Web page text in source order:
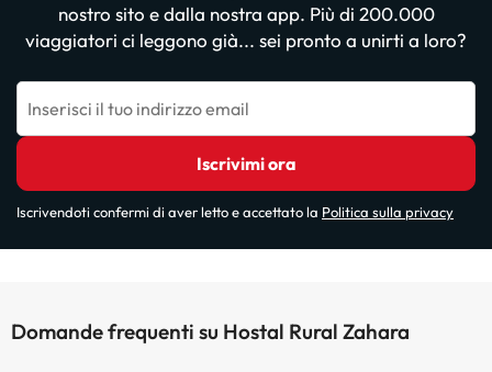
nostro sito e dalla nostra app. Più di 200.000
viaggiatori ci leggono già... sei pronto a unirti a loro?
Inserisci il tuo indirizzo email
Iscrivimi ora
Iscrivendoti confermi di aver letto e accettato la Politica sulla privacy
Domande frequenti su Hostal Rural Zahara